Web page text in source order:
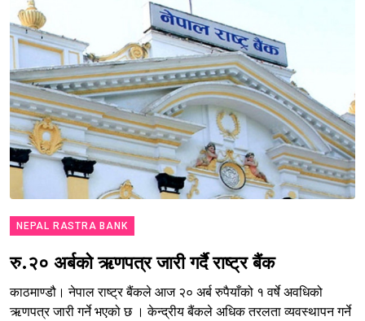
NEPAL RASTRA BANK
रु.२० अर्बको ऋणपत्र जारी गर्दै राष्ट्र बैंक
काठमाण्डौ। नेपाल राष्ट्र बैंकले आज २० अर्ब रुपैयाँको १ वर्षे अवधिको
ऋणपत्र जारी गर्ने भएको छ । केन्द्रीय बैंकले अधिक तरलता व्यवस्थापन गर्ने